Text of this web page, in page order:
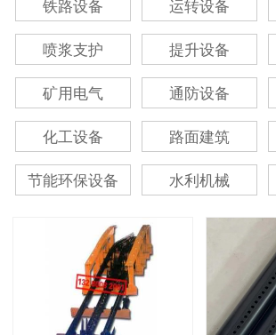
铁路设备 运转设备
喷浆支护 提升设备
矿用电气 通防设备
化工设备 路面建筑
节能环保设备 水利机械